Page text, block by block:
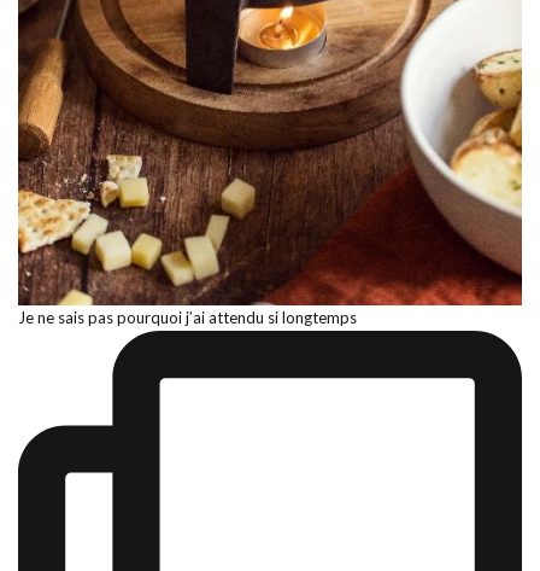
Je ne sais pas pourquoi j’ai attendu si longtemps